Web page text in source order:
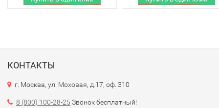
КОНТАКТЫ
г. Москва, ул. Моховая, д.17, оф. 310
8 (800) 100-28-25 Звонок бесплатный!